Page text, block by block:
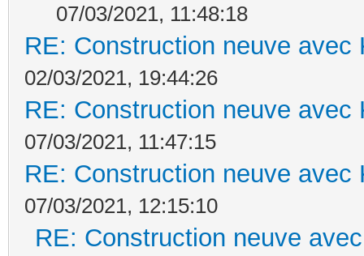
07/03/2021, 11:48:18
RE: Construction neuve avec
02/03/2021, 19:44:26
RE: Construction neuve avec
07/03/2021, 11:47:15
RE: Construction neuve avec
07/03/2021, 12:15:10
RE: Construction neuve